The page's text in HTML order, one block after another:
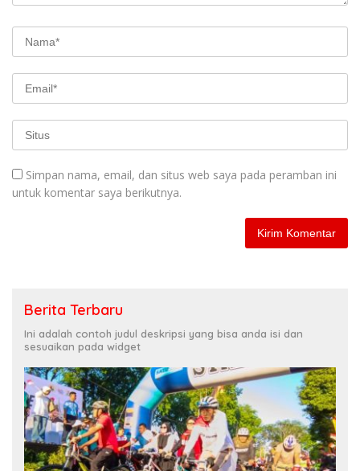
Simpan nama, email, dan situs web saya pada peramban ini
untuk komentar saya berikutnya.
Berita Terbaru
Ini adalah contoh judul deskripsi yang bisa anda isi dan
sesuaikan pada widget